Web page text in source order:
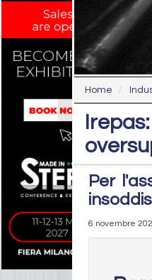
Home
Per
6 novembre